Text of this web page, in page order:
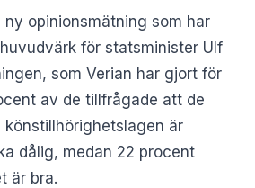
ny opinionsmätning som har
för statsminister Ulf
som Verian har gjort för
av de tillfrågade att de
är
dålig, medan 22 procent
är bra.